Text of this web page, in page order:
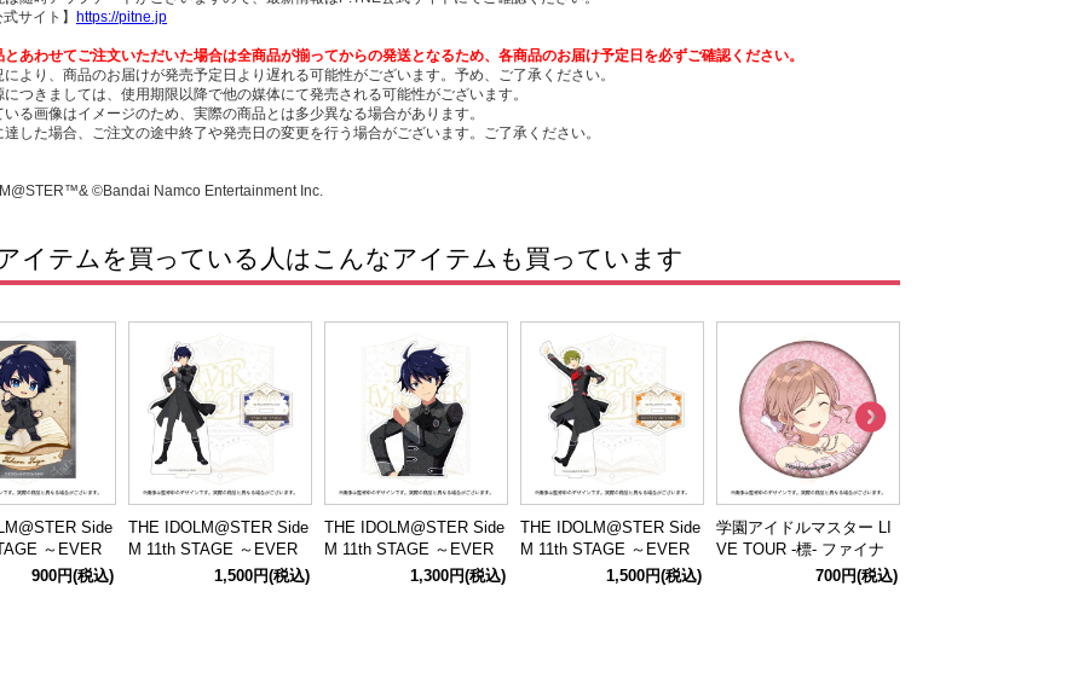
サイト】 https://pitne.jp
あわせてご注文いただいた場合は全商品が揃ってからの発送となるため、各商品のお届け予定日を必ずご確認ください。
より、商品のお届けが発売予定日より遅れる可能性がございます。予め、ご了承ください。
つきましては、使用期限以降で他の媒体にて発売される可能性がございます。
る画像はイメージのため、実際の商品とは多少異なる場合があります。
した場合、ご注文の途中終了や発売日の変更を行う場合がございます。ご了承ください。
©Bandai Namco Entertainment Inc.
イテムを買っている人はこんなアイテムも買っています
Side
～EVER
～ 公式キ
900円(税込)
THE IDOLM@STER Side
M 11th STAGE ～EVER
EVER＠FTER～ 公式ア
1,500円(税込)
THE IDOLM@STER Side
M 11th STAGE ～EVER
EVER＠FTER～ 公式ク
1,300円(税込)
THE IDOLM@STER Side
M 11th STAGE ～EVER
EVER＠FTER～ 公式ア
1,500円(税込)
学園アイドルマスター LI
VE TOUR -標- ファイナ
ル公演 公式φ75mmグリ
700円(税込)